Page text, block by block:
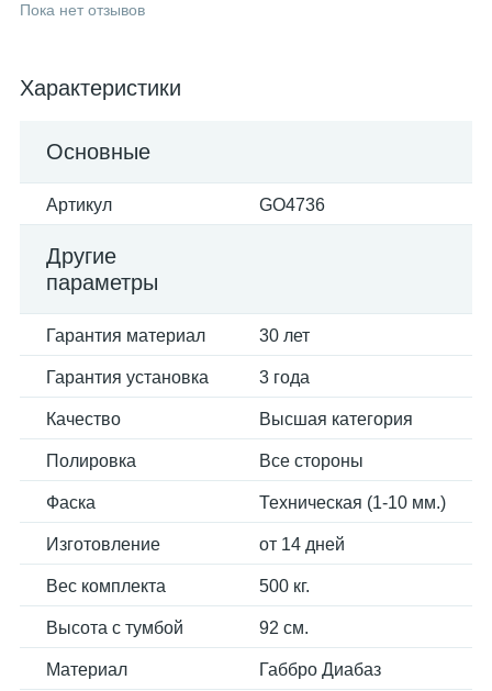
Пока нет отзывов
Характеристики
Основные
Артикул GO4736
Другие
параметры
Гарантия материал 30 лет
Гарантия установка 3 года
Качество Высшая категория
Полировка Все стороны
Фаска Техническая (1-10 мм.)
Изготовление от 14 дней
Вес комплекта 500 кг.
Высота с тумбой 92 см.
Материал Габбро Диабаз